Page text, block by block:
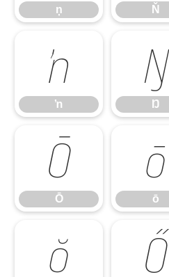
ņ Ň
ŉ
ŉ
Ŋ
Ŋ
Ō
Ō
ō
ō
ŏ Ő